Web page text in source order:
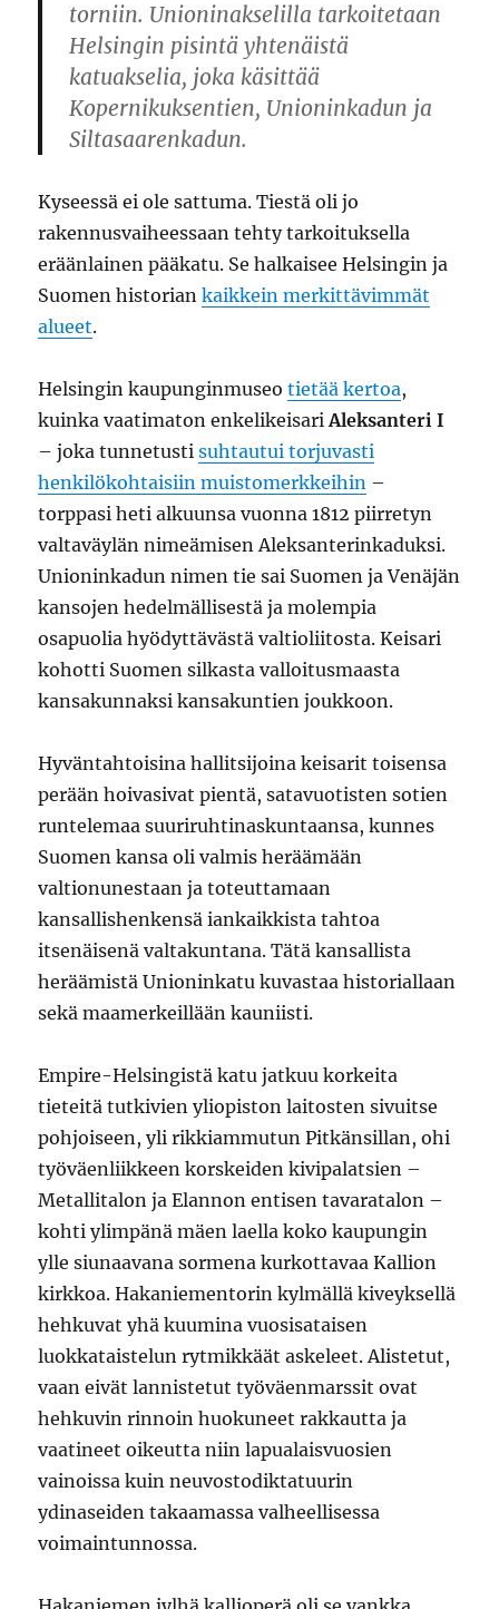
torniin. Unioninakselilla tarkoitetaan
Helsingin pisintä yhtenäistä
katuakselia, joka käsittää
Kopernikuksentien, Unioninkadun ja
Siltasaarenkadun.
Kyseessä ei ole sattuma. Tiestä oli jo
rakennusvaiheessaan tehty tarkoituksella
eräänlainen pääkatu. Se halkaisee Helsingin ja
Suomen historiankaikkein merkittävimmät
alueet.
Helsingin kaupunginmuseotietää kertoa,
kuinka vaatimaton enkelikeisariAleksanteri I
– joka tunnetustisuhtautui torjuvasti
henkilökohtaisiin muistomerkkeihin –
torppasi heti alkuunsa vuonna 1812 piirretyn
valtaväylän nimeämisen Aleksanterinkaduksi.
Unioninkadun nimen tie sai Suomen ja Venäjän
kansojen hedelmällisestä ja molempia
osapuolia hyödyttävästä valtioliitosta. Keisari
kohotti Suomen silkasta valloitusmaasta
kansakunnaksi kansakuntien joukkoon.
Hyväntahtoisina hallitsijoina keisarit toisensa
perään hoivasivat pientä, satavuotisten sotien
runtelemaa suuriruhtinaskuntaansa, kunnes
Suomen kansa oli valmis heräämään
valtionunestaan ja toteuttamaan
kansallishenkensä iankaikkista tahtoa
itsenäisenä valtakuntana. Tätä kansallista
heräämistä Unioninkatu kuvastaa historiallaan
sekä maamerkeillään kauniisti.
Empire-Helsingistä katu jatkuu korkeita
tieteitä tutkivien yliopiston laitosten sivuitse
pohjoiseen, yli rikkiammutun Pitkänsillan, ohi
työväenliikkeen korskeiden kivipalatsien –
Metallitalon ja Elannon entisen tavaratalon –
kohti ylimpänä mäen laella koko kaupungin
ylle siunaavana sormena kurkottavaa Kallion
kirkkoa. Hakaniementorin kylmällä kiveyksellä
hehkuvat yhä kuumina vuosisataisen
luokkataistelun rytmikkäät askeleet. Alistetut,
vaan eivät lannistetut työväenmarssit ovat
hehkuvin rinnoin huokuneet rakkautta ja
vaatineet oikeutta niin lapualaisvuosien
vainoissa kuin neuvostodiktatuurin
ydinaseiden takaamassa valheellisessa
voimaintunnossa.